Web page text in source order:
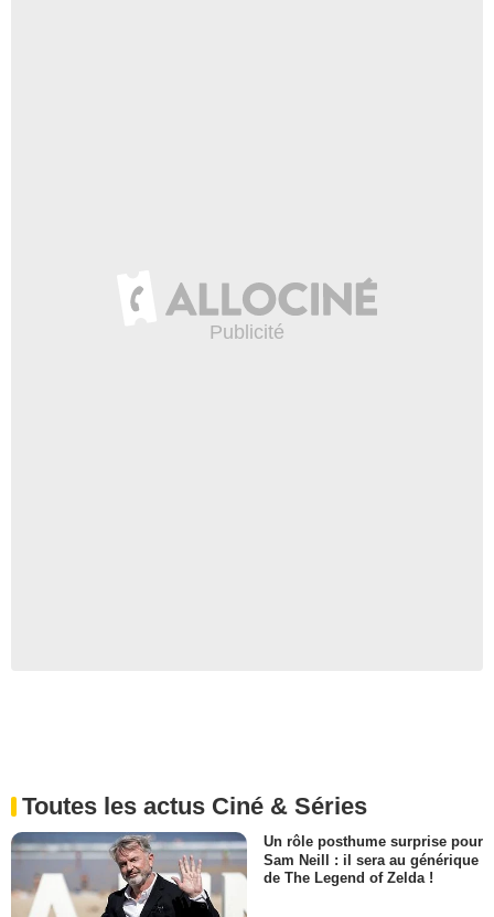
Toutes les actus Ciné & Séries
Un rôle posthume surprise pour
Sam Neill : il sera au générique
de The Legend of Zelda !